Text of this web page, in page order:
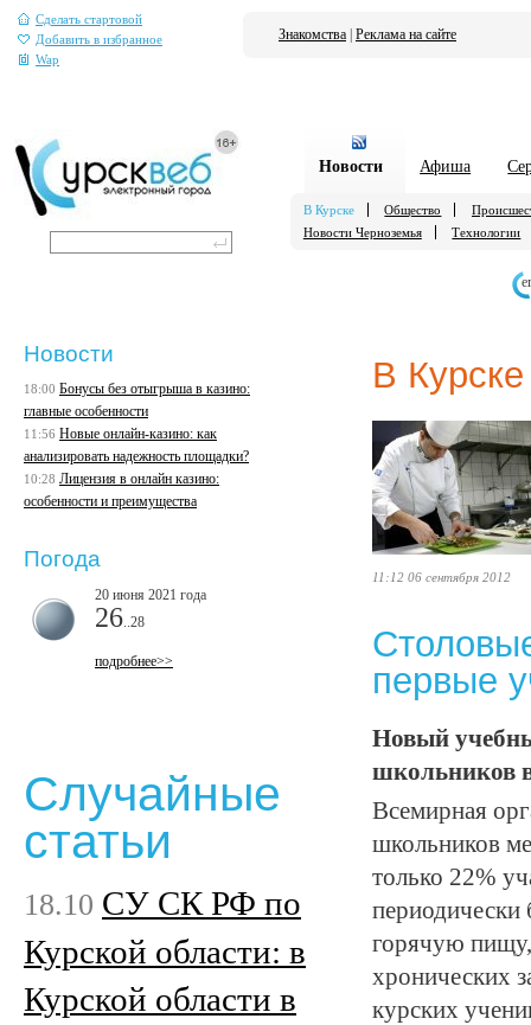
Сделать стартовой
Добавить в избранное
Wap
Знакомства Реклама на сайте
Новости Афиша
В Курске Общество
Новости Черноземья
Технологии
В Курске
11:12 06 сентября 2012
первые
Новый
школьников
Всемирная
школьников
только 22%
периодически
горячую пищу,
хронических
курских
Новости
18:00 Бонусы без отыгрыша в казино:
главные особенности
11:56 Новые онлайн-казино: как
анализировать надежность площадки?
10:28 Лицензия в онлайн казино:
особенности и преимущества
Погода
20 июня 2021 года
26 ..28
подробнее>>
Случайные
статьи
18.10 СУ СК РФ по
Курской области: в
Курской области в